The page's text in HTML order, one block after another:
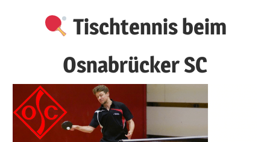
Tischtennis beim
Osnabrücker SC